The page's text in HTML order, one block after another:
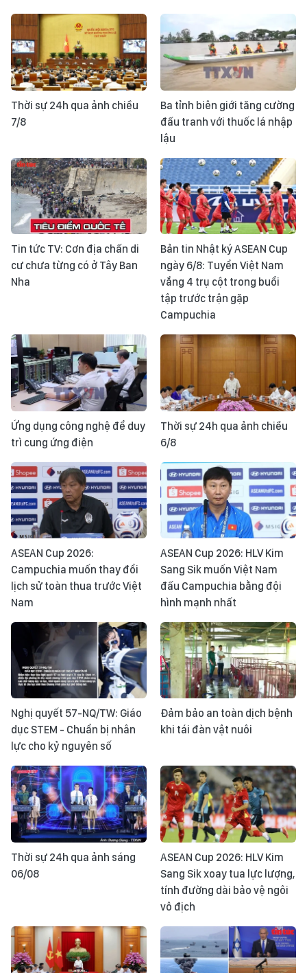
Thời sự 24h qua ảnh chiều
7/8
Ba tỉnh biên giới tăng cường
đấu tranh với thuốc lá nhập
lậu
Tin tức TV: Cơn địa chấn di
cư chưa từng có ở Tây Ban
Nha
Bản tin Nhật ký ASEAN Cup
ngày 6/8: Tuyển Việt Nam
vắng 4 trụ cột trong buổi
tập trước trận gặp
Campuchia
Ứng dụng công nghệ để duy
trì cung ứng điện
Thời sự 24h qua ảnh chiều
6/8
ASEAN Cup 2026:
Campuchia muốn thay đổi
lịch sử toàn thua trước Việt
Nam
ASEAN Cup 2026: HLV Kim
Sang Sik muốn Việt Nam
đấu Campuchia bằng đội
hình mạnh nhất
Nghị quyết 57-NQ/TW: Giáo
dục STEM - Chuẩn bị nhân
lực cho kỷ nguyên số
Đảm bảo an toàn dịch bệnh
khi tái đàn vật nuôi
Thời sự 24h qua ảnh sáng
06/08
ASEAN Cup 2026: HLV Kim
Sang Sik xoay tua lực lượng,
tính đường dài bảo vệ ngôi
vô địch